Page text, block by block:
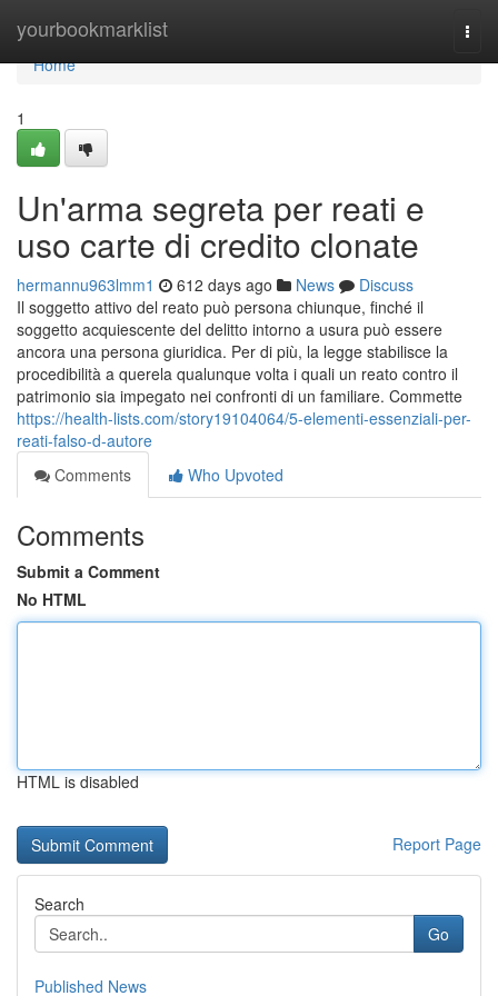
yourbookmarklist
Home
Home
1
Un'arma segreta per reati e
uso carte di credito clonate
hermannu963lmm1 612 days ago News
Discuss
Il soggetto attivo del reato può persona chiunque, finché il
soggetto acquiescente del delitto intorno a usura può essere
ancora una persona giuridica. Per di più, la legge stabilisce la
procedibilità a querela qualunque volta i quali un reato contro il
patrimonio sia impegato nei confronti di un familiare. Commette
https://health-lists.com/story19104064/5-elementi-essenziali-per-
reati-falso-d-autore
Comments
Who Upvoted
Comments
Submit a Comment
No HTML
HTML is disabled
Report Page
Search
Go
Published News